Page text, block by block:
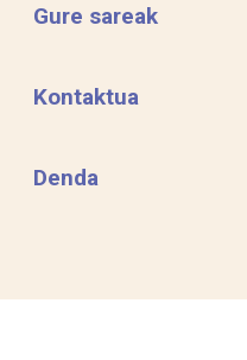
Gure sareak
Kontaktua
Denda